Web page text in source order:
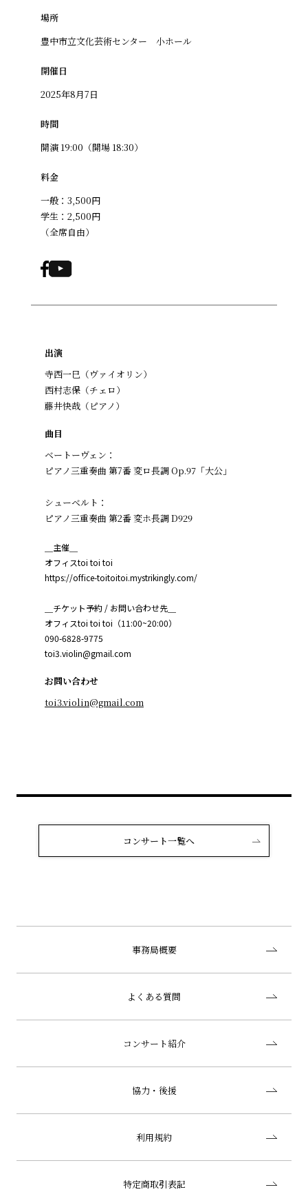
場所
豊中市立文化芸術センター 小ホール
開催日
2025年8月7日
時間
開演 19:00（開場 18:30）
料金
一般：3,500円
学生：2,500円
（全席自由）
出演
寺西一巳（ヴァイオリン）
西村志保（チェロ）
藤井快哉（ピアノ）
曲目
ベートーヴェン：
ピアノ三重奏曲 第7番 変ロ長調 Op.97「大公」
シューベルト：
ピアノ三重奏曲 第2番 変ホ長調 D929
＿主催＿
オフィスtoi toi toi
https://office-toitoitoi.mystrikingly.com/
＿チケット予約 / お問い合わせ先＿
オフィスtoi toi toi（11:00~20:00）
090-6828-9775
toi3.violin@gmail.com
お問い合わせ
toi3.violin@gmail.com
コンサート一覧へ
事務局概要
よくある質問
コンサート紹介
協力・後援
利用規約
特定商取引表記